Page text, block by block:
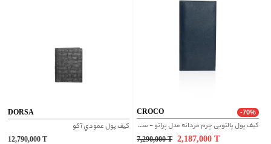
DORSA
کيف پول عمودي آکو
12,790,000
CROCO -70%
کیف پول پالتویی چرم مردانه مدل پراتو - سرمه‌ای لیزارد
7,290,000 T 2,187,000